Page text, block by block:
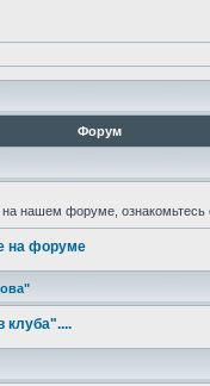
Форум
на нашем форуме,
на форуме